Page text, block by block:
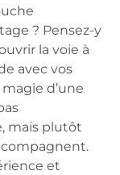
? Pensez-y
la voie à
avec vos
d’une
mais plutôt
et